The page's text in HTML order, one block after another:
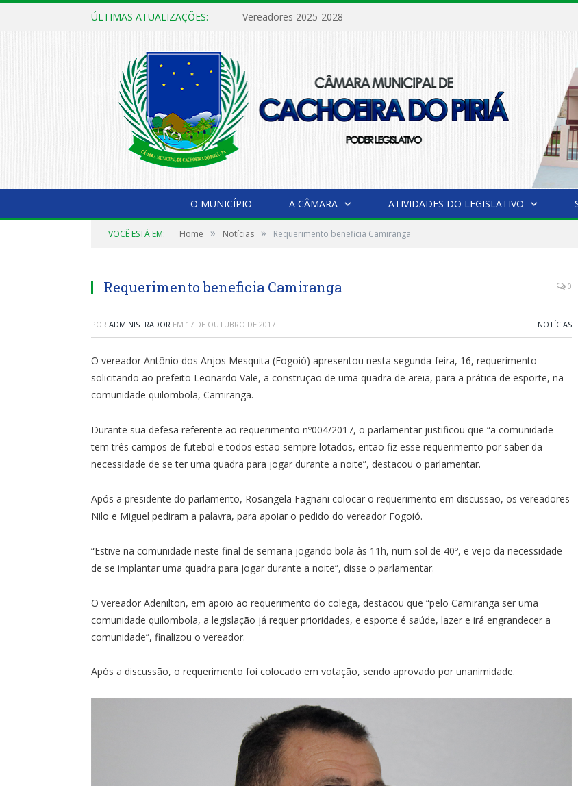
ÚLTIMAS ATUALIZAÇÕES: Vereadores 2025-2028
O MUNICÍPIO A CÂMARA ATIVIDADES DO LEGISLATIVO
VOCÊ ESTÁ EM: Home » Notícias » Requerimento beneficia Camiranga
Requerimento beneficia Camiranga 0
POR ADMINISTRADOR EM 17 DE OUTUBRO DE 2017 NOTÍCIAS
O vereador Antônio dos Anjos Mesquita (Fogoió) apresentou nesta segunda-feira, 16, requerimento
solicitando ao prefeito Leonardo Vale, a construção de uma quadra de areia, para a prática de esporte, na
comunidade quilombola, Camiranga.
Durante sua defesa referente ao requerimento nº004/2017, o parlamentar justificou que “a comunidade
tem três campos de futebol e todos estão sempre lotados, então fiz esse requerimento por saber da
necessidade de se ter uma quadra para jogar durante a noite”, destacou o parlamentar.
Após a presidente do parlamento, Rosangela Fagnani colocar o requerimento em discussão, os vereadores
Nilo e Miguel pediram a palavra, para apoiar o pedido do vereador Fogoió.
“Estive na comunidade neste final de semana jogando bola às 11h, num sol de 40º, e vejo da necessidade
de se implantar uma quadra para jogar durante a noite”, disse o parlamentar.
O vereador Adenilton, em apoio ao requerimento do colega, destacou que “pelo Camiranga ser uma
comunidade quilombola, a legislação já requer prioridades, e esporte é saúde, lazer e irá engrandecer a
comunidade”, finalizou o vereador.
Após a discussão, o requerimento foi colocado em votação, sendo aprovado por unanimidade.